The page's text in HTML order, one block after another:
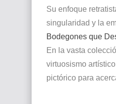
Su enfoque
singularidad y la
Bodegones que
En la vasta
virtuosismo
pictórico para